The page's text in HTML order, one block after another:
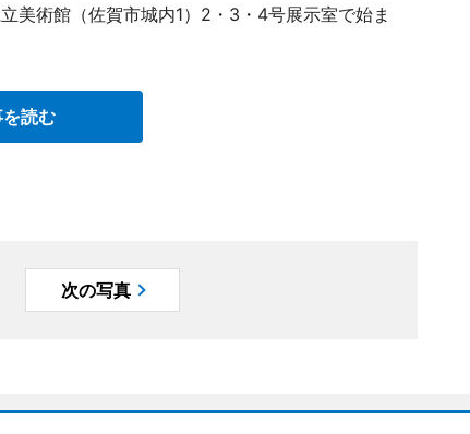
美術館（佐賀市城内1）2・3・4号展示室で始ま
読む
次の写真